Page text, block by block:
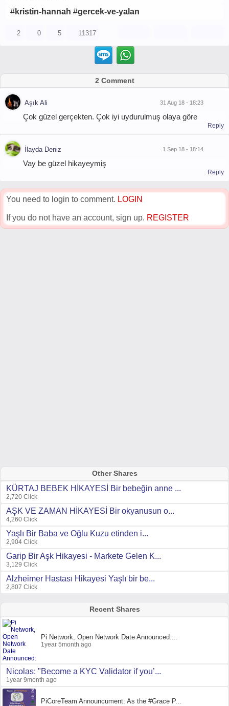
#kristin-hannah #gercek-ve-yalan
2 0 5 11317
2 Comment
Aşık Ali 31 Aug 18 - 18:23
Çok güzel gerçekten. Çok iyi uydurulmuş olaya göre
Reply
İlayda Deniz 1 Sep 18 - 18:14
Vay be güzel hikayeymiş
Reply
You need to login to comment. LOGIN
If you do not have an account, sign up. REGISTER
Other Shares
KÜRTAJ BEBEK HİKAYESİ Bir bebeğin anne ...
2,720 Click
AŞK VE ZAMAN HİKAYESİ Bir okyanusun o...
4,260 Click
Yaşlı Bir Baba ve Oğlu Kuzu etinden i...
2,904 Click
Garip Bir Aşk Hikayesi - Markete Gelen K...
3,129 Click
Alzheimer Hastası Hikayesi Yaşlı bir be...
2,807 Click
Recent Shares
Pi Network, Open Network Date Announced:...
1year 5month ago
Nicolas: "Become a KYC Validator if you’...
1year 9month ago
PiCoreTeam Announcument: As the #Grace P...